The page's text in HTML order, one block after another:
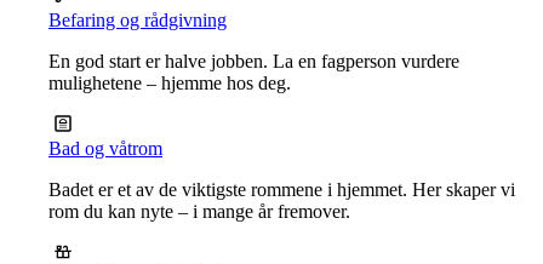
Befaring og rådgivning
En god start er halve jobben. La en fagperson vurdere
mulighetene – hjemme hos deg.
Bad og våtrom
Badet er et av de viktigste rommene i hjemmet. Her skaper vi
rom du kan nyte – i mange år fremover.